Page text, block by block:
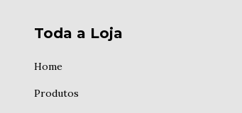
Toda a Loja
Home
Produtos